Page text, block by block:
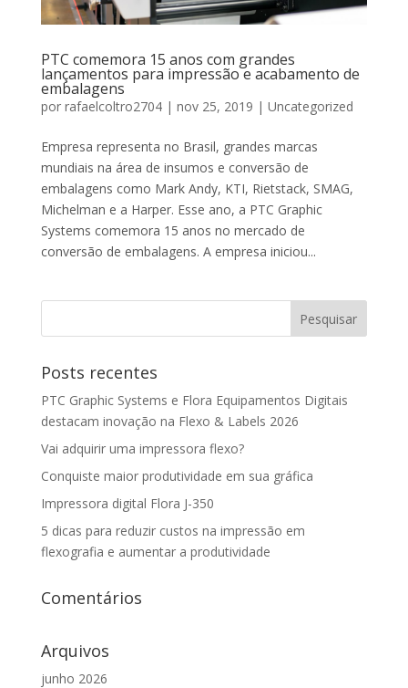
PTC comemora 15 anos com grandes
lançamentos para impressão e acabamento de
embalagens
por rafaelcoltro2704| nov 25, 2019 | Uncategorized
Empresa representa no Brasil, grandes marcas
mundiais na área de insumos e conversão de
embalagens como Mark Andy, KTI, Rietstack, SMAG,
Michelman e a Harper. Esse ano, a PTC Graphic
Systems comemora 15 anos no mercado de
conversão de embalagens. A empresa iniciou...
Posts recentes
PTC Graphic Systems e Flora Equipamentos Digitais
destacam inovação na Flexo & Labels 2026
Vai adquirir uma impressora flexo?
Conquiste maior produtividade em sua gráfica
Impressora digital Flora J-350
5 dicas para reduzir custos na impressão em
flexografia e aumentar a produtividade
Comentários
Arquivos
junho 2026